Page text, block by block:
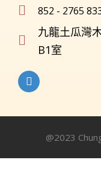
852 - 2765
九龍土瓜灣
B1室
@2023